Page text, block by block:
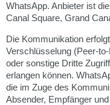
WhatsApp. Anbieter ist
Canal Square, Grand
Die Kommunikation
Verschlüsselung (Peer-
oder sonstige Dritte
erlangen können.
die im Zuge des
Absender, Empfänger